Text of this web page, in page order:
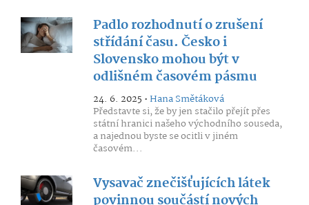
Padlo rozhodnutí o zrušení
střídání času. Česko i
Slovensko mohou být v
odlišném časovém pásmu
24. 6. 2025 •Hana Smětáková
Představte si, že by jen stačilo přejít přes
státní hranici našeho východního souseda,
a najednou byste se ocitli v jiném
časovém...
Vysavač znečišťujících látek
povinnou součástí nových